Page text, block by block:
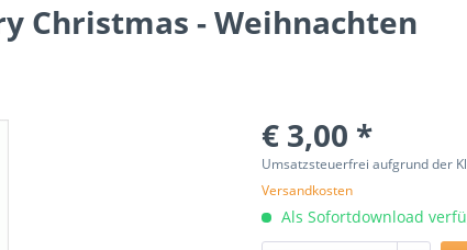
Christmas - Weihnachten
€ 3,00 *
Umsatzsteuerfrei aufgrund der
Versandkosten
Als Sofortdownload